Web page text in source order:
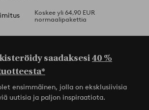
Koskee yli 64,90 EUR
normaalipakettia
saadaksesi40 %
ensimmäinen, jolla on eksklusiivisia
uutisia ja paljon inspiraatiota.